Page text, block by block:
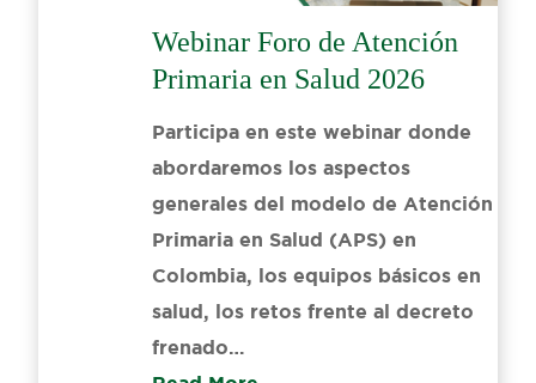
Webinar Foro de Atención
Primaria en Salud 2026
Participa en este webinar donde
abordaremos los aspectos
generales del modelo de Atención
Primaria en Salud (APS) en
Colombia, los equipos básicos en
salud, los retos frente al decreto
frenado…